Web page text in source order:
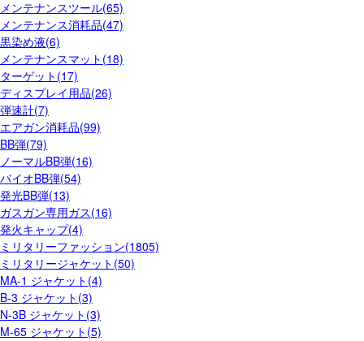
メンテナンスツール(65)
メンテナンス消耗品(47)
黒染め液(6)
メンテナンスマット(18)
ターゲット(17)
ディスプレイ用品(26)
弾速計(7)
エアガン消耗品(99)
BB弾(79)
ノーマルBB弾(16)
バイオBB弾(54)
発光BB弾(13)
ガスガン専用ガス(16)
発火キャップ(4)
ミリタリーファッション(1805)
ミリタリージャケット(50)
MA-1 ジャケット(4)
B-3 ジャケット(3)
N-3B ジャケット(3)
M-65 ジャケット(5)